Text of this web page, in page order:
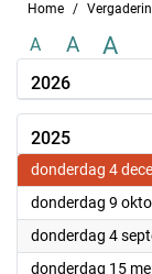
Home
A A A
2026
2025
donderdag 4
donderdag 9
donderdag 4
donderdag 15